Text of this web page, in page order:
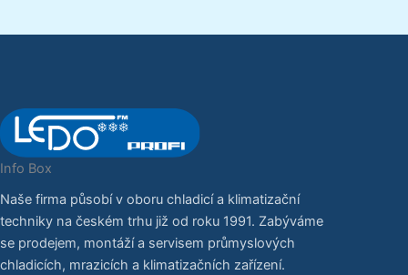
Info Box
Naše firma působí v oboru chladicí a klimatizační
techniky na českém trhu již od roku 1991. Zabýváme
se prodejem, montáží a servisem průmyslových
chladicích, mrazicích a klimatizačních zařízení.